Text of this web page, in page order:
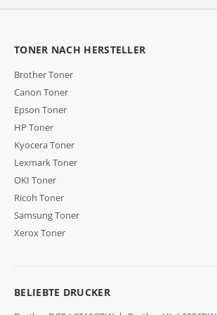
TONER NACH HERSTELLER
Brother Toner
Canon Toner
Epson Toner
HP Toner
Kyocera Toner
Lexmark Toner
OKI Toner
Ricoh Toner
Samsung Toner
Xerox Toner
BELIEBTE DRUCKER